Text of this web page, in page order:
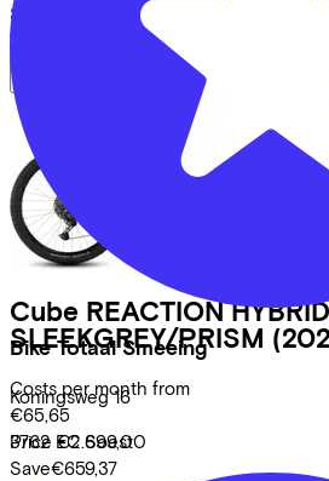
Bike Totaal Smeeing
Koningsweg 16
3762 EC Soest
Save
View
Cube REACTION
SLEEKGREY/PRISM
Costs per month from
€65,65
Price €2.699,00
Save€659,37